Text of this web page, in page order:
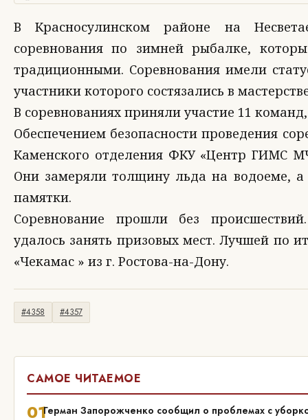
В Красносулинском районе на
соревнования по зимней рыбалке,
традиционными. Соревнования имели
участники которого состязались в
В соревнованиях приняли участие 11
Обеспечением безопасности проведения
Каменского отделения ФКУ «Центр ГИМС
Они замеряли толщину льда на водоеме, а
памятки.
Соревнование прошли без
удалось занять призовых мест. Лучшей по
«Чекамас » из г. Ростова-на-Дону.
#4358 #4357
САМОЕ ЧИТАЕМОЕ
01Герман Запорожченко сообщил о проблемах с